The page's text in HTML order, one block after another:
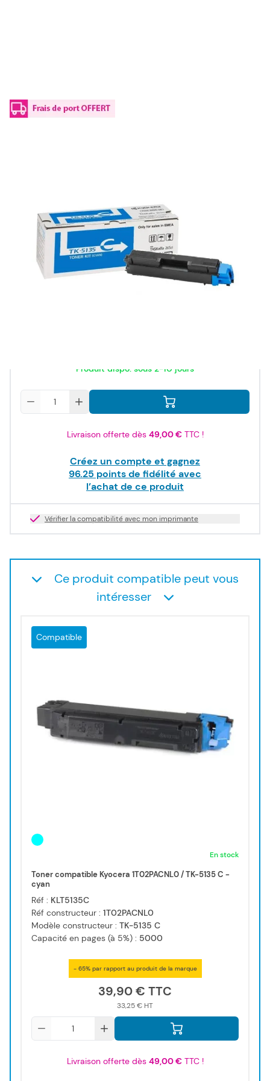
Référence fabricant : TK-5135 C
Capacité en pages (à 5%) : 5000
1T02PACNL0 / TK-5135 CKyocera - cyan - toner de marque
Produit dispo. sous 2-10 jours
Livraison offerte dès 49,00 €TTC !
Créez un compte et gagnez
96.25 points de fidélité avec
l’achat de ce produit
Vérifier la compatibilité avec mon imprimante
Ce produit compatible peut vous
intéresser
Compatible
En stock
Toner compatible Kyocera 1T02PACNL0 / TK-5135 C -
cyan
Réf : KLT5135C
Réf constructeur : 1T02PACNL0
Modèle constructeur : TK-5135 C
Capacité en pages (à 5%) : 5000
- 65% par rapport au produit de la marque
39,90 €
33,25 €
Livraison offerte dès 49,00 €TTC !